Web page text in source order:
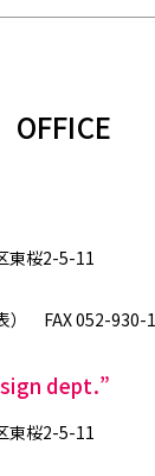
OFFICE
東桜2-5-11
） FAX 052-930-
dept.”
東桜2-5-11